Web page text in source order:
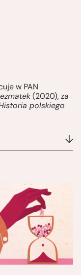
w PAN
(2020), za
polskiego